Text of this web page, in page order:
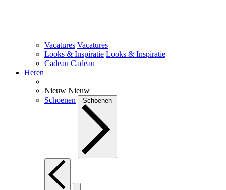
Vacatures Vacatures
Looks & Inspiratie Looks & Inspiratie
Cadeau Cadeau
Heren
Nieuw Nieuw
Schoenen
Schoenen